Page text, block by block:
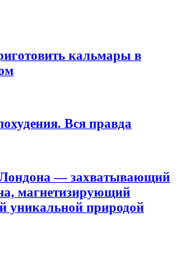
кальмары в
Вся правда
— захватывающий
магнетизирующий
уникальной природой